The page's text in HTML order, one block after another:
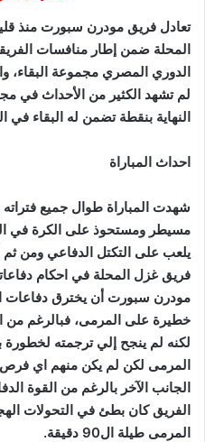
تعادل فريق مودرن سبورت منذ
المحلة ضمن إطار منافسات
الدوري المصري مجموعة البقاء،
لم تشهد الكثير من الأحداث في
النهاية بنقطة تضمن له البقاء في
احداث المباراة
شهدت المباراة طوال جميع
مسيطر ومستحوذ على الكرة في
يلعب على التكتل الدفاعي ومن ثم
مودرن سبورت أن يخترق دفاعات
خطيرة على المرمى، فبالرغم من
المرمى لكن لم يكن منهم اي
الجانب الآخر بالرغم من القوة
الفريق كان بطئ في التحولات
المرمى طيلة ال90 دقيقة.